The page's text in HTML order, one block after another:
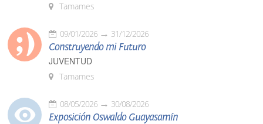
Tamames
09/01/2026 31/12/2026
Construyendo mi Futuro
JUVENTUD
Tamames
08/05/2026 30/08/2026
Exposición Oswaldo Guayasamín